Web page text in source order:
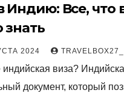
Индию: Все, что
2024 TRAVELBOX27_
индийская виза?
документ, который